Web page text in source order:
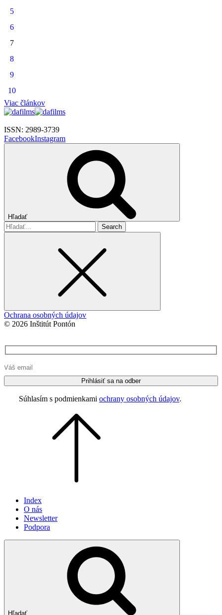
5
6
7
8
9
10
Viac článkov
ISSN: 2989-3739
FacebookInstagram
Hľadať
Search
for
Ochrana osobných údajov
© 2026 Inštitút Pontón
Please
leave
Súhlasím s podmienkami ochrany osobných údajov.
Index
O nás
Newsletter
Podpora
Hľadať